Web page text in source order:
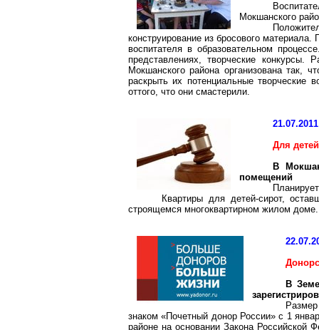
Мокшанского
конструирование из бросового материала.
воспитателя в образовательном
представлениях, творческие конкурсы.
Мокшанского района организована так,
раскрыть их потенциальные творческие
оттого, что они смастерили.
21.07.2011
Для
В
помещений
Квартиры для детей-сирот,
строящемся многоквартирном жилом
В
знаком «Почетный донор России» с 1
районе на основании Закона Российской